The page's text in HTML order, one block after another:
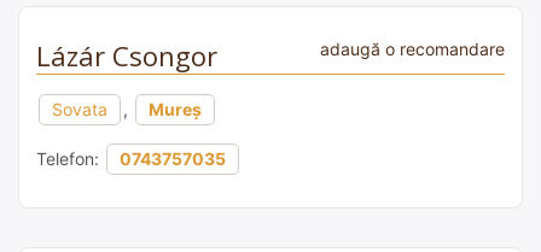
Lázár Csongor adaugă o recomandare
Sovata , Mureș
Telefon: 0743757035